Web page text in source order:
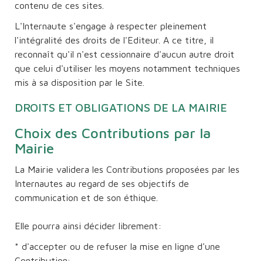
contenu de ces sites.
L'Internaute s'engage à respecter pleinement
l'intégralité des droits de l'Editeur. A ce titre, il
reconnaît qu'il n'est cessionnaire d'aucun autre droit
que celui d'utiliser les moyens notamment techniques
mis à sa disposition par le Site.
DROITS ET OBLIGATIONS DE LA MAIRIE
Choix des Contributions par la
Mairie
La Mairie validera les Contributions proposées par les
Internautes au regard de ses objectifs de
communication et de son éthique.
Elle pourra ainsi décider librement:
* d'accepter ou de refuser la mise en ligne d'une